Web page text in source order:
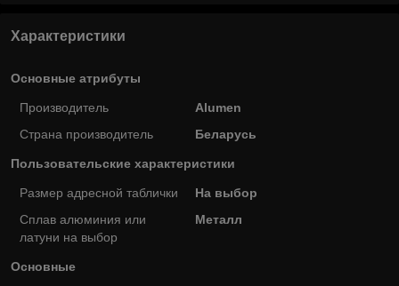
Характеристики
Основные атрибуты
Производитель
Alumen
Страна производитель
Беларусь
Пользовательские характеристики
Размер адресной таблички
На выбор
Сплав алюминия или
латуни на выбор
Металл
Основные